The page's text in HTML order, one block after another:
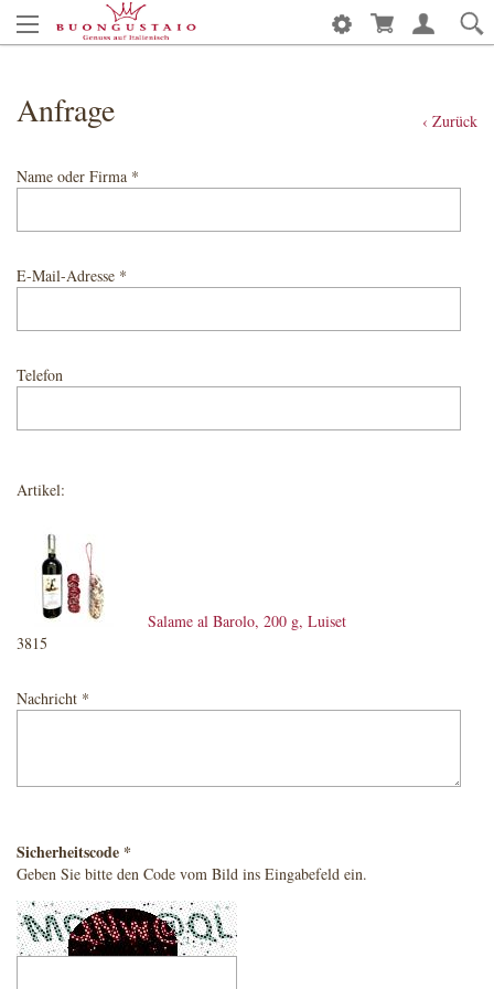
‹ Zurück
Anfrage
Name oder Firma *
E-Mail-Adresse *
Telefon
Artikel:
Salame al Barolo, 200 g, Luiset
3815
Nachricht *
Sicherheitscode *
Geben Sie bitte den Code vom Bild ins Eingabefeld ein.